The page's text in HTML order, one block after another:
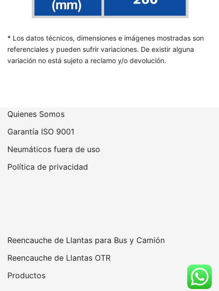
* Los datos técnicos, dimensiones e imágenes mostradas son
referenciales y pueden sufrir variaciones. De existir alguna
variación no está sujeto a reclamo y/o devolución.
Quienes Somos
Garantía ISO 9001
Neumáticos fuera de uso
Política de privacidad
Reencauche de Llantas para Bus y Camión
Reencauche de Llantas OTR
Productos